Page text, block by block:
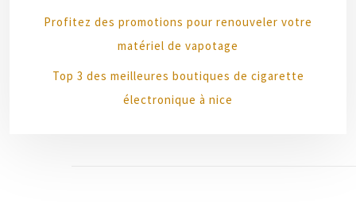
Profitez des promotions pour renouveler votre
matériel de vapotage
Top 3 des meilleures boutiques de cigarette
électronique à nice